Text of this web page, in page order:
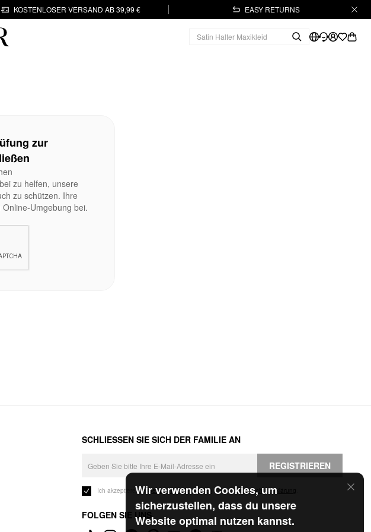
KOSTENLOSER VERSAND AB 39,99 € EASY RETURNS
Wir verwenden Cookies, um
sicherzustellen, dass du unsere
Website optimal nutzen kannst.
zur
zu helfen, unsere
zu schützen. Ihre
Umgebung bei.
SCHLIESSEN SIE SICH DER FAMILIE AN
REGISTRIEREN
Ich akzeptiere dieGeschäftsbedingungen und die Datenschutzerklärung
FOLGEN SIE UNS